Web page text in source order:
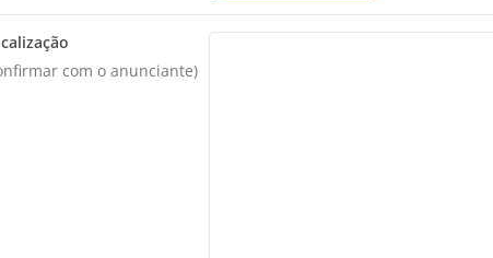
com o anunciante)